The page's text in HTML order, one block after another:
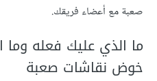
صعبة مع أعضاء فريقك.
ما الذي عليك فعله وما
خوض نقاشات صعبة